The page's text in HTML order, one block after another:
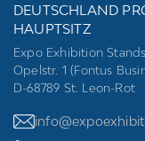
DEUTSCHLAND
HAUPTSITZ
Expo Exhibition
Opelstr. 1 (Fontus
D-68789 St. Leon-Rot